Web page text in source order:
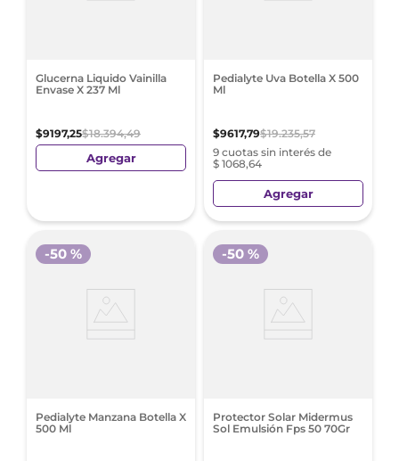
Glucerna Liquido Vainilla
Envase X 237 Ml
$9197,25$18.394,49
Agregar
Pedialyte Uva Botella X 500
Ml
$9617,79$19.235,57
9 cuotas sin interés de
$ 1068,64
Agregar
Pedialyte Manzana Botella X
500 Ml
-50 %
Protector Solar Midermus
Sol Emulsión Fps 50 70Gr
-50 %